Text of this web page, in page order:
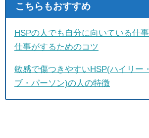
こちらもおすすめ
HSPの人でも自分に向いている仕
仕事がするためのコツ
敏感で傷つきやすいHSP(ハイリー
ブ・パーソン)の人の特徴